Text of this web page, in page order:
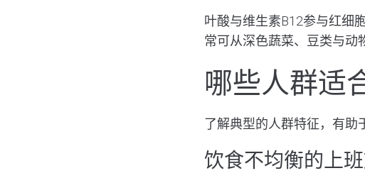
叶酸与维生素B12参与红细
常可从深色蔬菜、豆类与动
哪些人群适
了解典型的人群特征，有助
饮食不均衡的上